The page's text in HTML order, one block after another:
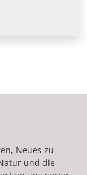
Neues zu
und die